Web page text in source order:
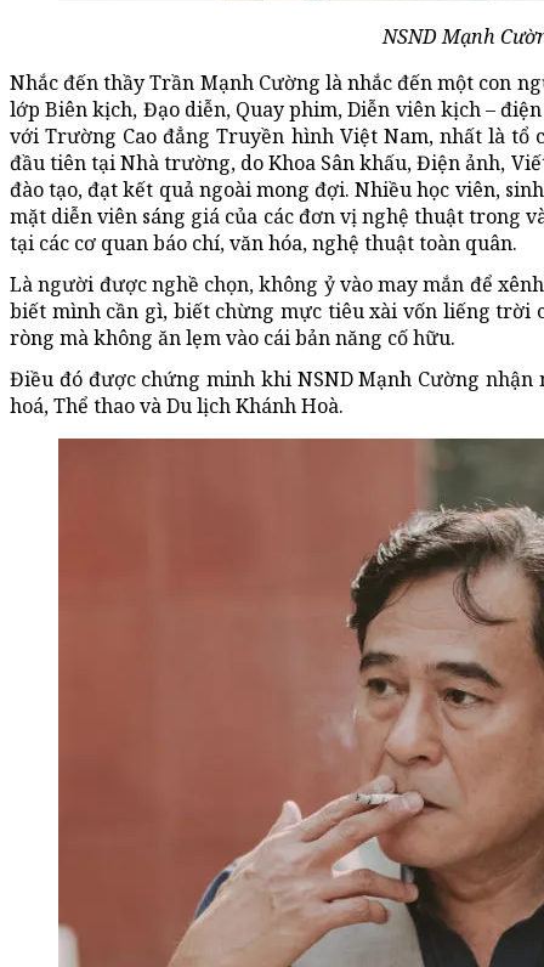
NSND Mạnh
Nhắc đến thầy Trần Mạnh Cường là nhắc đến một con
lớp Biên kịch, Đạo diễn, Quay phim, Diễn viên kịch –
với Trường Cao đẳng Truyền hình Việt Nam, nhất là tổ
đầu tiên tại Nhà trường, do Khoa Sân khấu, Điện ảnh,
đào tạo, đạt kết quả ngoài mong đợi. Nhiều học viên,
mặt diễn viên sáng giá của các đơn vị nghệ thuật trong
tại các cơ quan báo chí, văn hóa, nghệ thuật toàn quân.
Là người được nghề chọn, không ỷ vào may mắn để
biết mình cần gì, biết chừng mực tiêu xài vốn liếng trời
ròng mà không ăn lẹm vào cái bản năng cố hữu.
Điều đó được chứng minh khi NSND Mạnh Cường
hoá, Thể thao và Du lịch Khánh Hoà.